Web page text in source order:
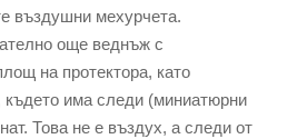
въздушни мехурчета.
още веднъж с
на протектора, като
където има следи (миниатюрни
Това не е въздух, а следи от